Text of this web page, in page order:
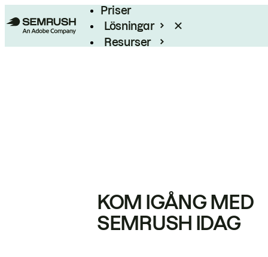
Priser
Lösningar
Resurser
KOM IGÅNG MED
SEMRUSH IDAG